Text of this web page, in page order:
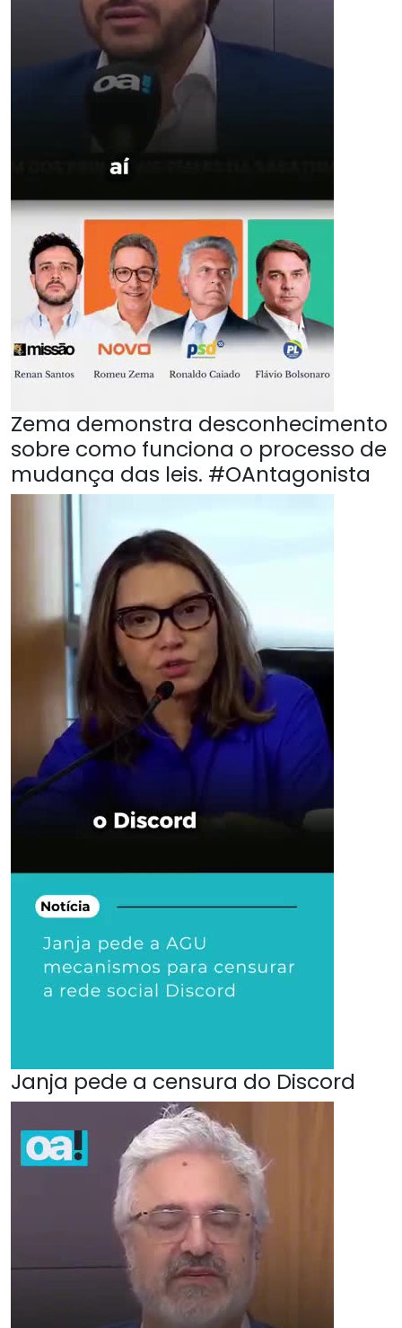
Zema demonstra desconhecimento
sobre como funciona o processo de
mudança das leis. #OAntagonista
Janja pede a censura do Discord